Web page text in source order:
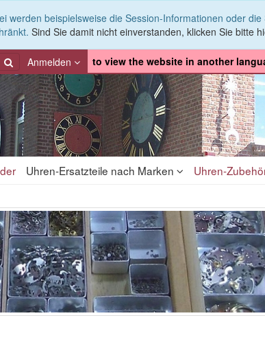
beispielsweise die Session-Informationen oder
Sind Sie damit nicht einverstanden, klicken Sie bitte
to view the website in another
Anmelden
Uhren-Ersatzteile nach Marken Uhren-